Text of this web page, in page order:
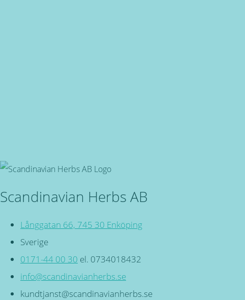
Scandinavian Herbs AB
Långgatan 66, 745 30 Enköping
Sverige
0171-44 00 30 el. 0734018432
info@scandinavianherbs.se
kundtjanst@scandinavianherbs.se